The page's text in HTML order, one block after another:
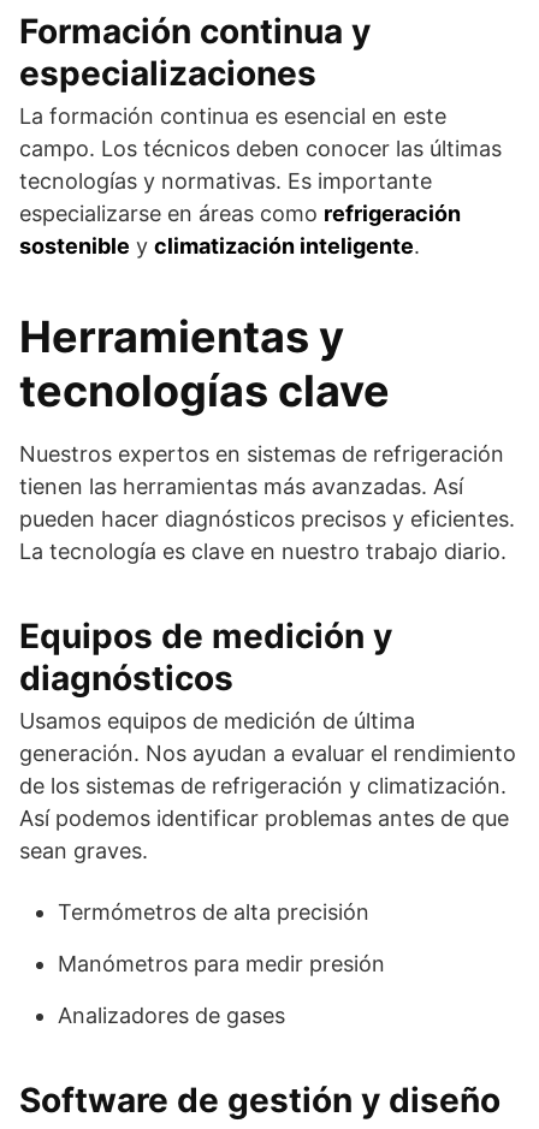
Formación continua y
especializaciones
La formación continua es esencial en este
campo. Los técnicos deben conocer las últimas
tecnologías y normativas. Es importante
especializarse en áreas como refrigeración
sostenible y climatización inteligente.
Herramientas y
tecnologías clave
Nuestros expertos en sistemas de refrigeración
tienen las herramientas más avanzadas. Así
pueden hacer diagnósticos precisos y eficientes.
La tecnología es clave en nuestro trabajo diario.
Equipos de medición y
diagnósticos
Usamos equipos de medición de última
generación. Nos ayudan a evaluar el rendimiento
de los sistemas de refrigeración y climatización.
Así podemos identificar problemas antes de que
sean graves.
Termómetros de alta precisión
Manómetros para medir presión
Analizadores de gases
Software de gestión y diseño